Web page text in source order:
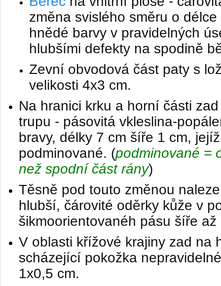
změna svislého směru o
hnědé barvy v pravidelných
hlubšími defekty na spodině
Zevní obvodová část paty s
velikosti 4x3 cm.
Na hranici krku a horní části
trupu - pásovitá vkleslina-
bravy, délky 7 cm šíře 1 cm,
podminované. (podminované =
než spodní část rány)
Těsně pod touto změnou
hlubší, čárovité oděrky kůže v
šikmoorientovanéh pásu šíře až
V oblasti křížové krajiny zad na
scházející pokožka
1x0,5 cm.